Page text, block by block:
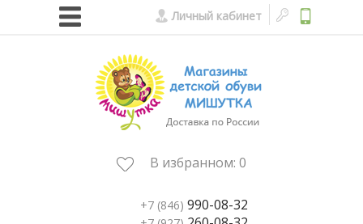
Личный кабинет
В избранном: 0
+7 (846) 990-08-32